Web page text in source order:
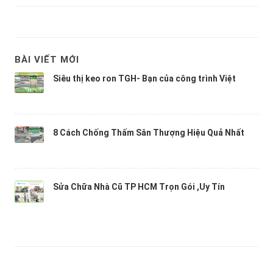
BÀI VIẾT MỚI
Siêu thị keo ron TGH- Bạn của công trình Việt
8 Cách Chống Thấm Sân Thượng Hiệu Quả Nhất
Sửa Chữa Nhà Cũ TP HCM Trọn Gói ,Uy Tín